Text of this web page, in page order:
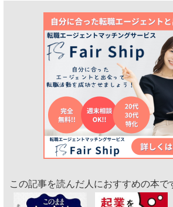
この記事を読んだ人におすすめの本で